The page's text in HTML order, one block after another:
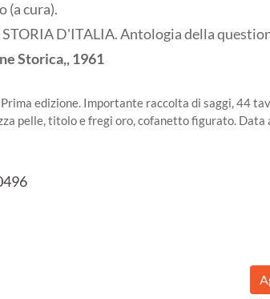
(a cura).
STORIA D'ITALIA. Antologia della
Storica,,1961
edizione. Importante raccolta di saggi, 44
pelle, titolo e fregi oro, cofanetto figurato. Data